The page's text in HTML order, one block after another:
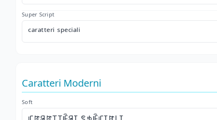
Super Script
ᶜᵃʳᵃᵗᵗᵉʳⁱ ˢᵖᵉᶜⁱᵃˡⁱ
Caratteri Moderni
Soft